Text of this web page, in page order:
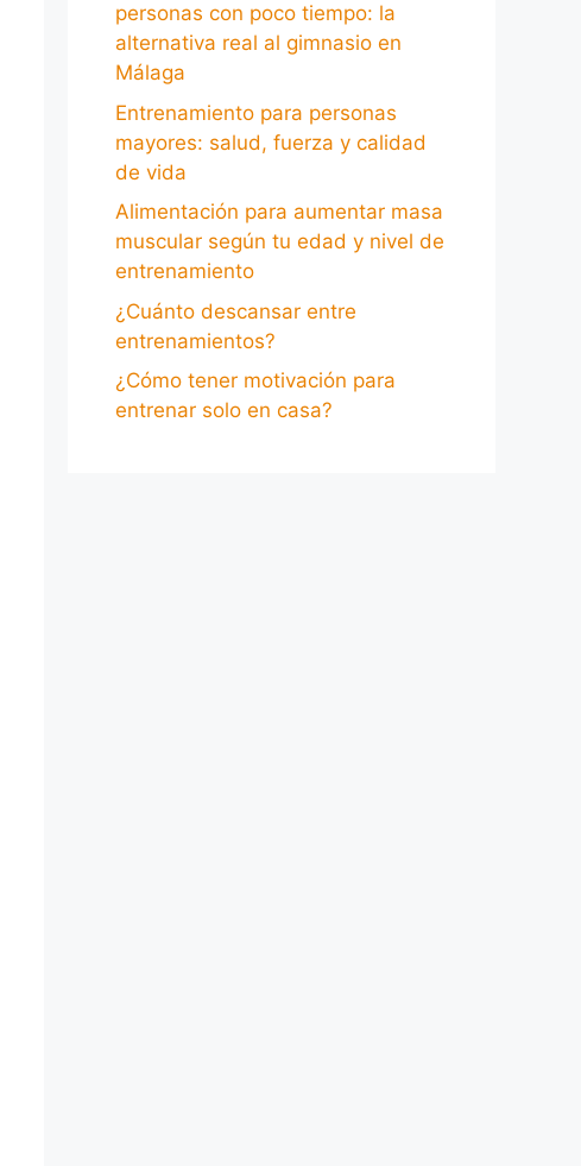
personas con poco tiempo: la
alternativa real al gimnasio en
Málaga
Entrenamiento para personas
mayores: salud, fuerza y calidad
de vida
Alimentación para aumentar masa
muscular según tu edad y nivel de
entrenamiento
¿Cuánto descansar entre
entrenamientos?
¿Cómo tener motivación para
entrenar solo en casa?